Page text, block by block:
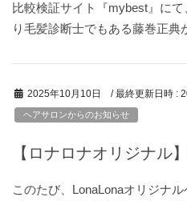
比較検証サイト『mybest』に
り毛髪診断士でもある藤巻正
2025年10月10日 / 最終更新日時 :
ヘアサロンからのお知らせ
【ロナロナオリジナル
このたび、LonaLonaオリジナ